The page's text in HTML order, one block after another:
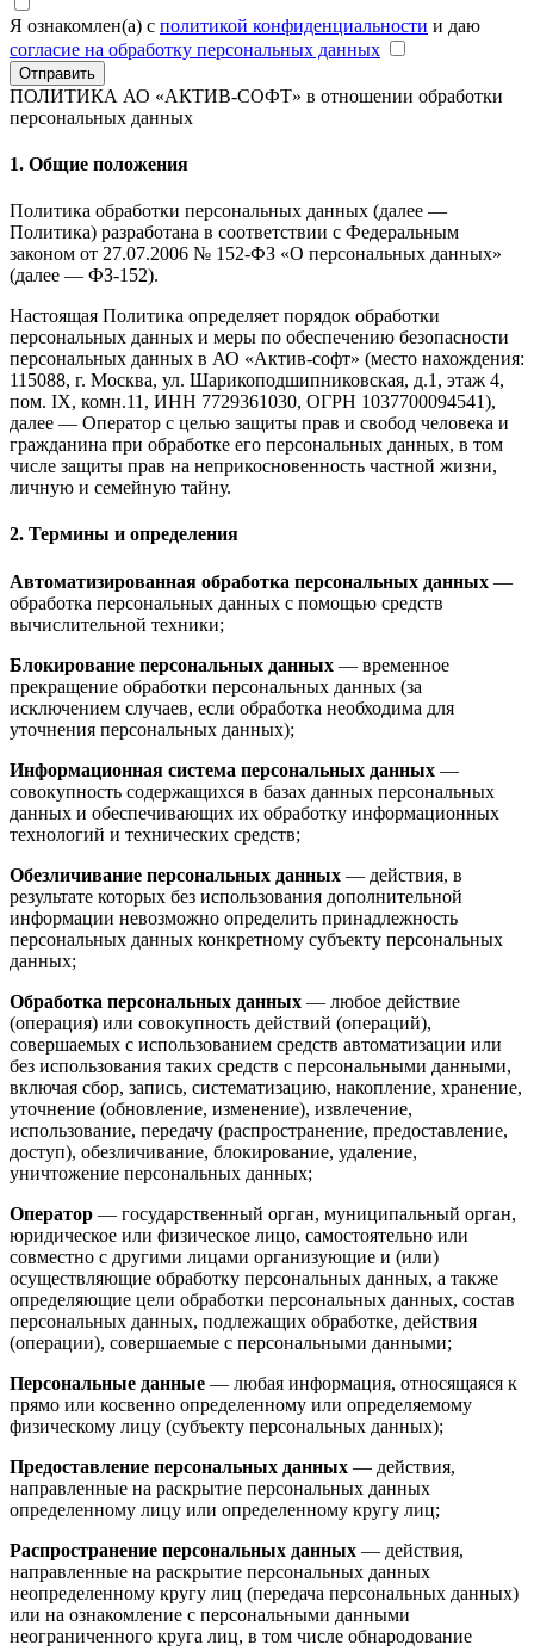
Я ознакомлен(а) с политикой конфиденциальности и даю
согласие на обработку персональных данных
Отправить
ПОЛИТИКА АО «АКТИВ-СОФТ» в отношении обработки
персональных данных
1. Общие положения
Политика обработки персональных данных (далее —
Политика) разработана в соответствии с Федеральным
законом от 27.07.2006 № 152-ФЗ «О персональных данных»
(далее — ФЗ-152).
Настоящая Политика определяет порядок обработки
персональных данных и меры по обеспечению безопасности
персональных данных в АО «Актив-софт» (место нахождения:
115088, г. Москва, ул. Шарикоподшипниковская, д.1, этаж 4,
пом. IX, комн.11, ИНН 7729361030, ОГРН 1037700094541),
далее — Оператор с целью защиты прав и свобод человека и
гражданина при обработке его персональных данных, в том
числе защиты прав на неприкосновенность частной жизни,
личную и семейную тайну.
2. Термины и определения
Автоматизированная обработка персональных данных —
обработка персональных данных с помощью средств
вычислительной техники;
Блокирование персональных данных — временное
прекращение обработки персональных данных (за
исключением случаев, если обработка необходима для
уточнения персональных данных);
Информационная система персональных данных —
совокупность содержащихся в базах данных персональных
данных и обеспечивающих их обработку информационных
технологий и технических средств;
Обезличивание персональных данных — действия, в
результате которых без использования дополнительной
информации невозможно определить принадлежность
персональных данных конкретному субъекту персональных
данных;
Обработка персональных данных — любое действие
(операция) или совокупность действий (операций),
совершаемых с использованием средств автоматизации или
без использования таких средств с персональными данными,
включая сбор, запись, систематизацию, накопление, хранение,
уточнение (обновление, изменение), извлечение,
использование, передачу (распространение, предоставление,
доступ), обезличивание, блокирование, удаление,
уничтожение персональных данных;
Оператор — государственный орган, муниципальный орган,
юридическое или физическое лицо, самостоятельно или
совместно с другими лицами организующие и (или)
осуществляющие обработку персональных данных, а также
определяющие цели обработки персональных данных, состав
персональных данных, подлежащих обработке, действия
(операции), совершаемые с персональными данными;
Персональные данные — любая информация, относящаяся к
прямо или косвенно определенному или определяемому
физическому лицу (субъекту персональных данных);
Предоставление персональных данных — действия,
направленные на раскрытие персональных данных
определенному лицу или определенному кругу лиц;
Распространение персональных данных — действия,
направленные на раскрытие персональных данных
неопределенному кругу лиц (передача персональных данных)
или на ознакомление с персональными данными
неограниченного круга лиц, в том числе обнародование